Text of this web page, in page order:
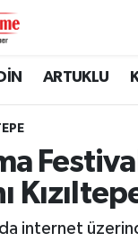
ARTUKLU
internet
Eczaneler
Vakitleri
Yoğunluk